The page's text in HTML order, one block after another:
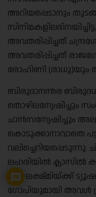
അറിയപ്പെടാനും
അവതരിപ്പിച്ചത്
അവതരിപ്പിച്ചത്
രോഹിണി (രാധു)യും
ബിരുദാനന്തര
തൊഴിലന്വേഷിച്ചും
ചാന്‍സന്വേഷിച്ചും
കൊടുക്കാനാവാതെ
വലിച്ചെറിയപ്പെടുന്നു.
ലഹരിയില്‍
മഹാലക്ഷ്മിയ്ക്ക്
ഗോപിയുമായി അവള്‍